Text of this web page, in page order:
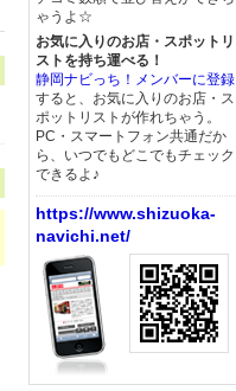
ゃうよ☆
お気に入りのお店・スポットリ
ストを持ち運べる！
静岡ナビっち！メンバーに登録
すると、お気に入りのお店・ス
ポットリストが作れちゃう。
PC・スマートフォン共通だか
ら、いつでもどこでもチェック
できるよ♪
https://www.shizuoka-
navichi.net/